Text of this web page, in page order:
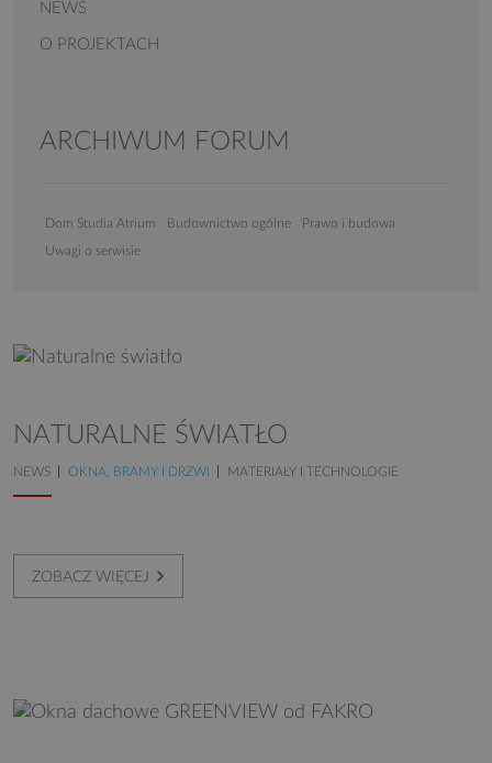
NATURALNE ŚWIATŁO
NEWS OKNA, BRAMY I DRZWI MATERIAŁY I TECHNOLOGIE
ZOBACZ WIĘCEJ
NEWS
O PROJEKTACH
ARCHIWUM FORUM
Dom Studia Atrium Budownictwo ogólne Prawo i budowa
Uwagi o serwisie